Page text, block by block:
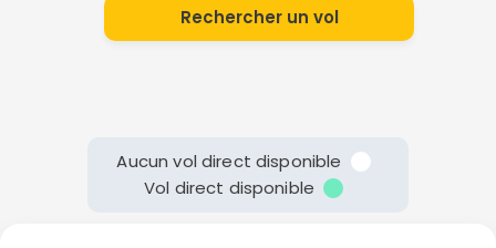
Rechercher un vol
Aucun vol direct disponible
Vol direct disponible